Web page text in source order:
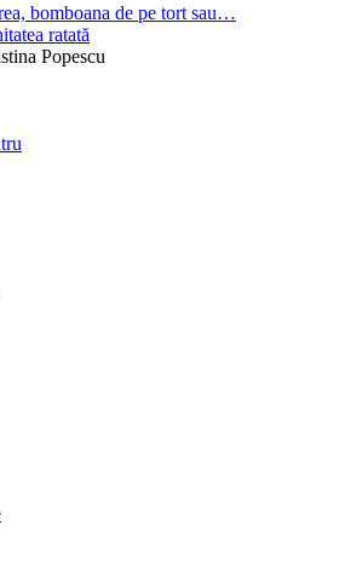
bomboana de pe tort sau…
ratată
Popescu